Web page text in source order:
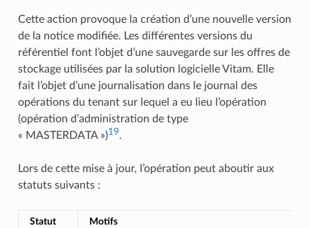
Cette action provoque la création d’une nouvelle version
de la notice modifiée. Les différentes versions du
référentiel font l’objet d’une sauvegarde sur les offres de
stockage utilisées par la solution logicielle Vitam. Elle
fait l’objet d’une journalisation dans le journal des
opérations du tenant sur lequel a eu lieu l’opération
(opération d’administration de type
« MASTERDATA »)19.
Lors de cette mise à jour, l’opération peut aboutir aux
statuts suivants :
Statut Motifs